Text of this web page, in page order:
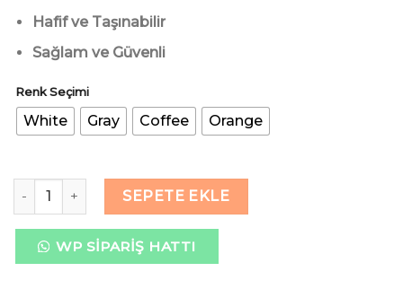
Hafif ve Taşınabilir
Sağlam ve Güvenli
Renk Seçimi
White Gray Coffee Orange
Stork Peluzi Bebek & Çocuk Oturma Koltuğu - Çocuklar
SEPETE EKLE
WP SIPARIŞ HATTI